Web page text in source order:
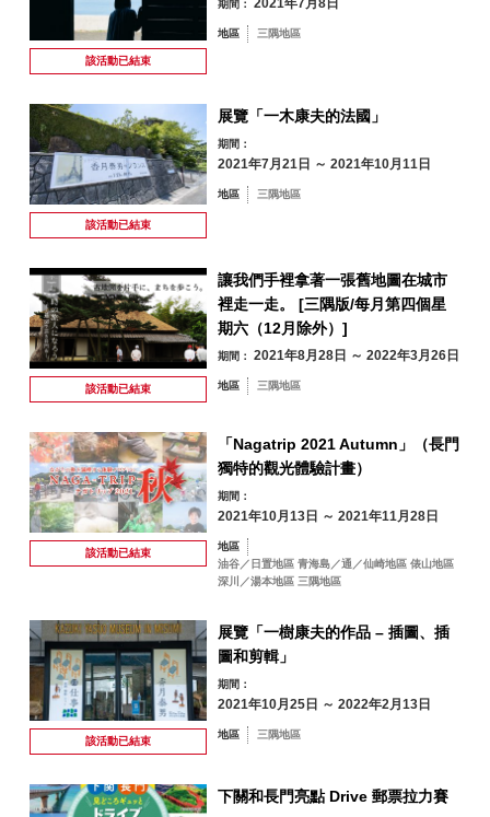
該活動已結束
期間： 2021年7月8日
地區 三隅地區
該活動已結束
展覽「一木康夫的法國」
期間：
2021年7月21日 ～ 2021年10月11日
地區 三隅地區
該活動已結束
讓我們手裡拿著一張舊地圖在城市
裡走一走。 [三隅版/每月第四個星
期六（12月除外）]
期間： 2021年8月28日 ～ 2022年3月26日
地區 三隅地區
該活動已結束
「Nagatrip 2021 Autumn」（長門
獨特的觀光體驗計畫）
期間：
2021年10月13日 ～ 2021年11月28日
地區
油谷／日置地區 青海島／通／仙崎地區 俵山地區
深川／湯本地區 三隅地區
該活動已結束
展覽「一樹康夫的作品 – 插圖、插
圖和剪輯」
期間：
2021年10月25日 ～ 2022年2月13日
地區 三隅地區
下關和長門亮點 Drive 郵票拉力賽
一 二 三 四 五
10 11 12
17 18 19 20
31
« 7 月 9 月 »
依季節搜尋 by Season
夏季
秋季
依地區搜尋 by Area